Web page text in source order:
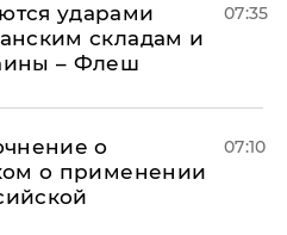
ударами
складам и
– Флеш
07:35
о
о применении
07:10